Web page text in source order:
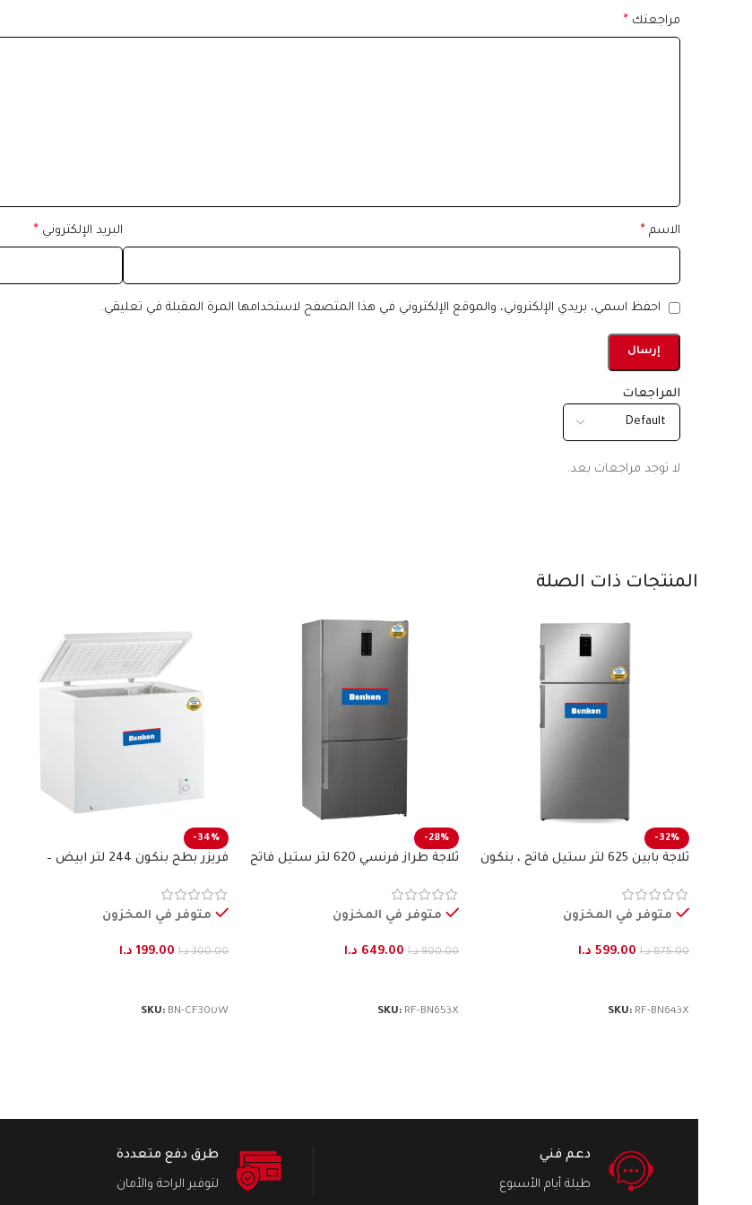
المراجعات
لا توجد مراجعات بعد.
مراجعتك *
الاسم * البريد الإلكتروني *
احفظ اسمي، بريدي الإلكتروني، والموقع الإلكتروني في هذا المتصفح لاستخدامها المرة المقبلة في تعليقي.
المنتجات ذات الصلة
-32%
ثلاجة بابين 625 لتر ستيل فاتح ، بنكون
متوفر في المخزون
875.00 د.ا 599.00 د.ا
SKU: RF-BN643X
-28%
ثلاجة طراز فرنسي 620 لتر ستيل فاتح
متوفر في المخزون
900.00 د.ا 649.00 د.ا
SKU: RF-BN653X
-34%
فريزر بطح بنكون 244 لتر ابيض –
متوفر في المخزون
300.00 د.ا 199.00 د.ا
SKU: BN-CF300W
دعم فني
طيلة أيام الأسبوع
طرق دفع متعددة
لتوفير الراحة والأمان